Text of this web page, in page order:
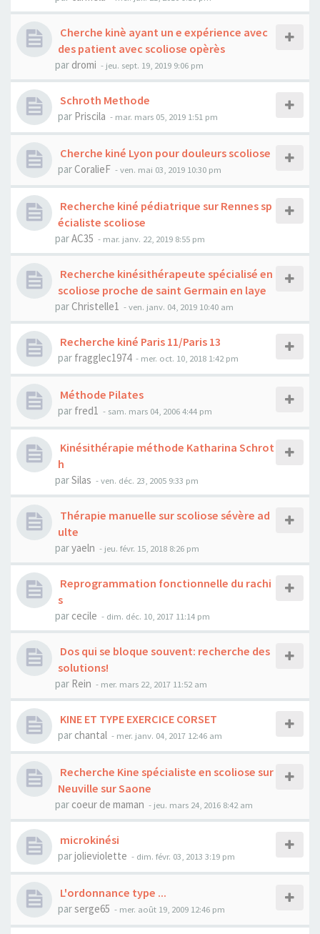
Cherche kinè ayant un e expérience avec
des patient avec scoliose opèrès
par dromi - jeu. sept. 19, 2019 9:06 pm
Schroth Methode
par Priscila - mar. mars 05, 2019 1:51 pm
Cherche kiné Lyon pour douleurs scoliose
par CoralieF - ven. mai 03, 2019 10:30 pm
Recherche kiné pédiatrique sur Rennes sp
écialiste scoliose
parAC35 - mar. janv. 22, 2019 8:55 pm
Recherche kinésithérapeute spécialisé en
scoliose proche de saint Germain en laye
par Christelle1 - ven. janv. 04, 2019 10:40 am
Recherche kiné Paris 11/Paris 13
par fragglec1974 - mer. oct. 10, 2018 1:42 pm
Méthode Pilates
par fred1 - sam. mars 04, 2006 4:44 pm
Kinésithérapie méthode Katharina Schrot
h
parSilas - ven. déc. 23, 2005 9:33 pm
Thérapie manuelle sur scoliose sévère ad
ulte
paryaeln - jeu. févr. 15, 2018 8:26 pm
Reprogrammation fonctionnelle du rachi
s
par cecile - dim. déc. 10, 2017 11:14 pm
Dos qui se bloque souvent: recherche des
solutions!
par Rein - mer. mars 22, 2017 11:52 am
KINE ET TYPE EXERCICE CORSET
par chantal - mer. janv. 04, 2017 12:46 am
Recherche Kine spécialiste en scoliose sur
Neuville sur Saone
par coeur de maman - jeu. mars 24, 2016 8:42 am
microkinési
parjolieviolette - dim. févr. 03, 2013 3:19 pm
L'ordonnance type ...
parserge65 - mer. août 19, 2009 12:46 pm